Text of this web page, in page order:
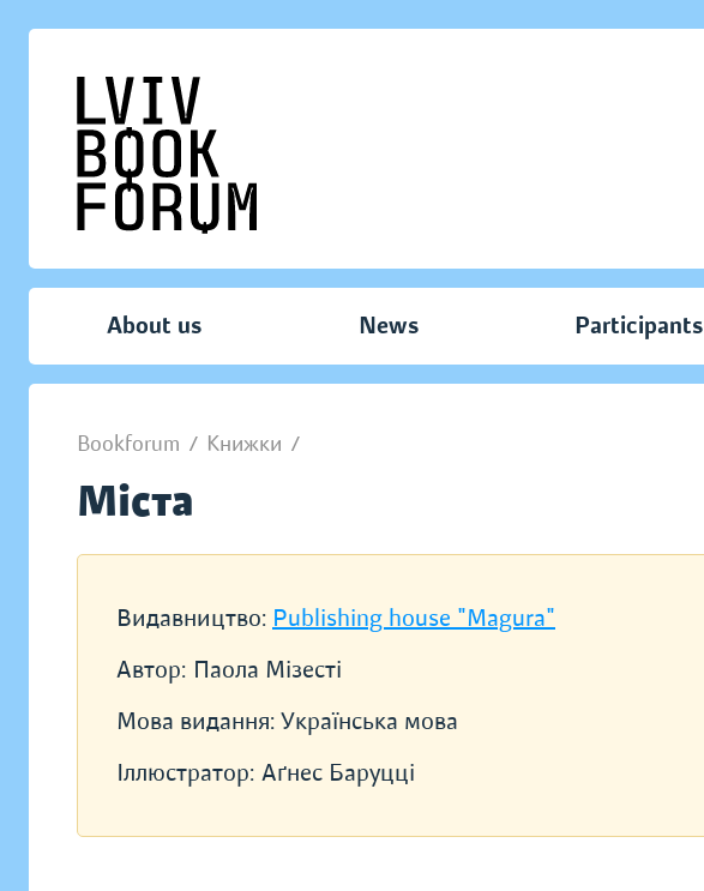
About us News Participants
Bookforum / Книжки /
Міста
Видавництво: Publishing house "Magura"
Автор: Паола Мізесті
Мова видання: Українська мова
Іллюстратор: Аґнес Баруцці